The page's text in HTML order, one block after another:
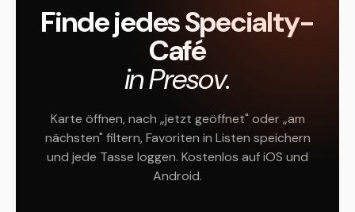
Finde jedes Specialty-
Café
in Presov.
Karte öffnen, nach „jetzt geöffnet" oder „am
nächsten" filtern, Favoriten in Listen speichern
und jede Tasse loggen. Kostenlos auf iOS und
Android.